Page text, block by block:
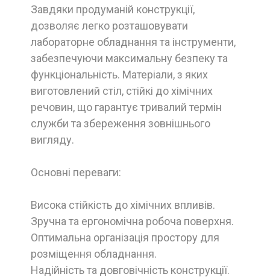
Завдяки продуманій конструкції,
дозволяє легко розташовувати
лабораторне обладнання та інструменти,
забезпечуючи максимальну безпеку та
функціональність. Матеріали, з яких
виготовлений стіл, стійкі до хімічних
речовин, що гарантує тривалий термін
служби та збереження зовнішнього
вигляду.
Основні переваги:
Висока стійкість до хімічних впливів.
Зручна та ергономічна робоча поверхня.
Оптимальна організація простору для
розміщення обладнання.
Надійність та довговічність конструкції.